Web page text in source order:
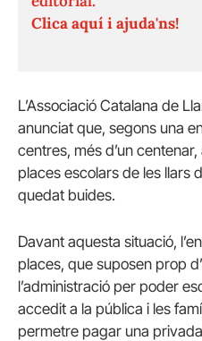
Clica aquí i ajuda'ns!
L’Associació Catalana de
anunciat que, segons una
centres, més d’un
places escolars de les llars
quedat buides.
Davant aquesta situació,
places, que suposen prop
l’administració per poder
accedit a la pública i les
permetre pagar una